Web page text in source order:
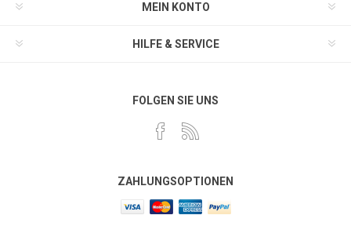
MEIN KONTO
HILFE & SERVICE
FOLGEN SIE UNS
ZAHLUNGSOPTIONEN